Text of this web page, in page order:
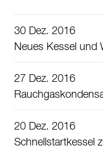
30 Dez. 2016
Neues Kessel und
27 Dez. 2016
20 Dez. 2016
Schnellstartkessel